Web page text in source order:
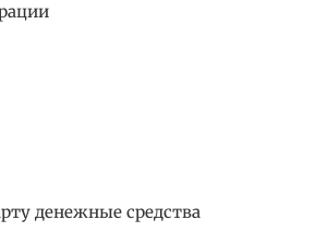
денежные средства